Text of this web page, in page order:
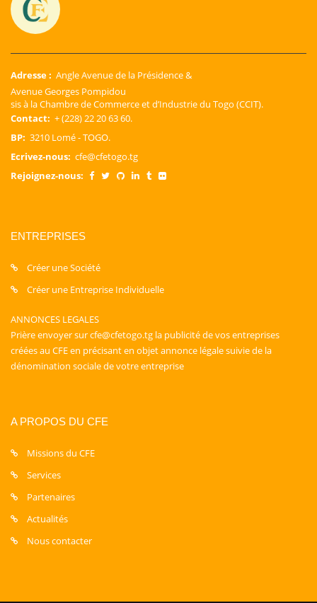
Adresse : Angle Avenue de la Présidence &
Avenue Georges Pompidou
sis à la Chambre de Commerce et d’Industrie du Togo (CCIT).
Contact: + (228) 22 20 63 60.
BP: 3210 Lomé - TOGO.
Ecrivez-nous: cfe@cfetogo.tg
Rejoignez-nous:
ENTREPRISES
Créer une Société
Créer une Entreprise Individuelle
ANNONCES LEGALES
Prière envoyer sur cfe@cfetogo.tg la publicité de vos entreprises
créées au CFE en précisant en objet annonce légale suivie de la
dénomination sociale de votre entreprise
A PROPOS DU CFE
Missions du CFE
Services
Partenaires
Actualités
Nous contacter